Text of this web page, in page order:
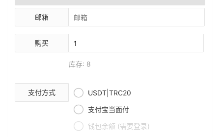
邮箱
购买
库存: 8
支付方式  USDT|TRC20
 支付宝当面付
 钱包余额 (需要登录)